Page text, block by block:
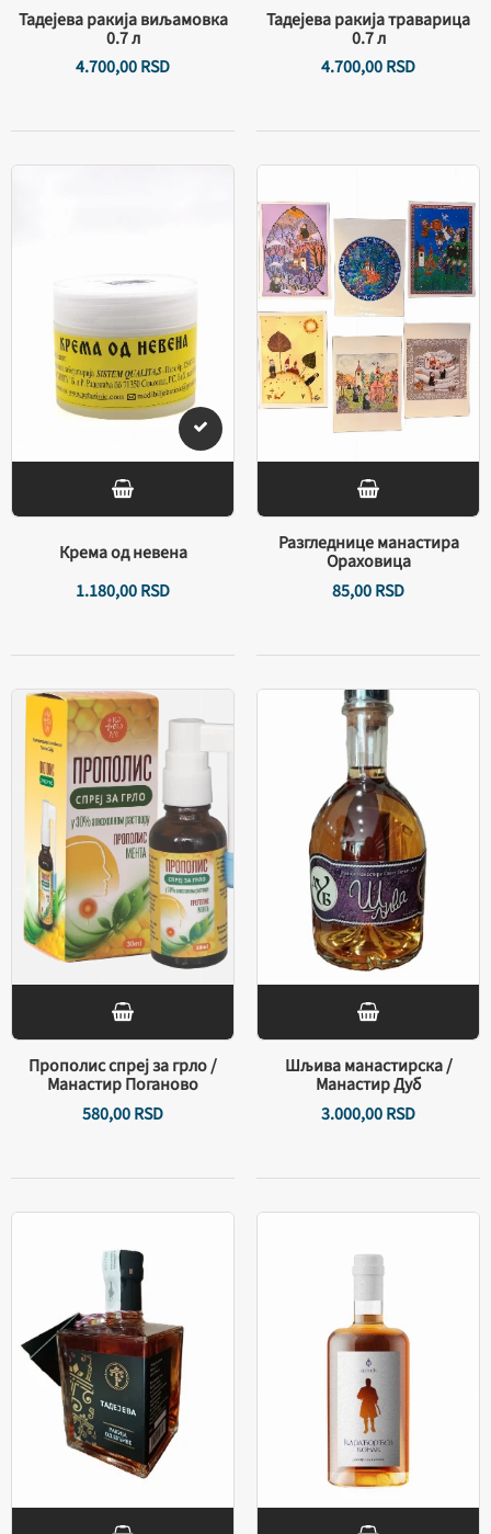
Тадејева ракија виљамовка
0.7 л
4.700,00RSD
Тадејева ракија траварица
0.7 л
4.700,00RSD
Крема од невена
1.180,00RSD
Разгледнице манастира
Ораховица
85,00RSD
Прополис спреј за грло /
Манастир Поганово
580,00RSD
Шљива манастирска /
Манастир Дуб
3.000,00RSD